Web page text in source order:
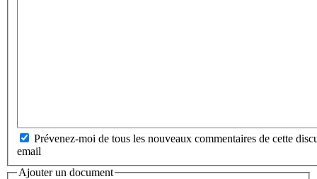
Prévenez-moi de tous les nouveaux commentaires de cette
email
Ajouter un document